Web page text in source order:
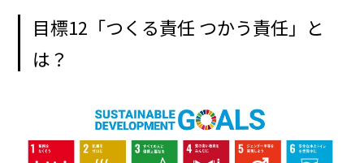
目標12「つくる責任 つかう責任」と
は？